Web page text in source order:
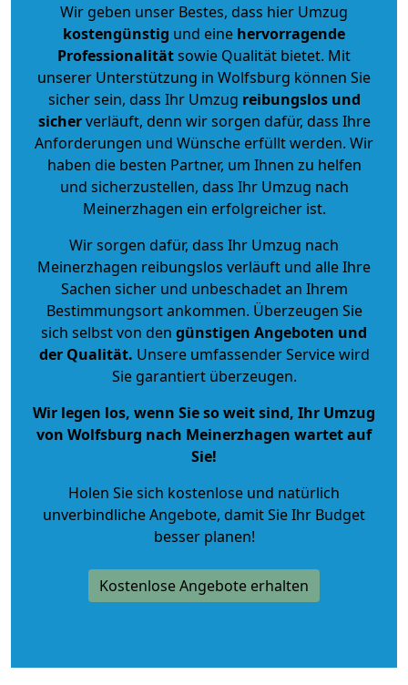
Wir geben unser Bestes, dass hier Umzug
kostengünstig und eine hervorragende
Professionalitätsowie Qualität bietet. Mit
unserer Unterstützung in Wolfsburg können Sie
sicher sein, dass Ihr Umzug reibungslos und
sicherverläuft, denn wir sorgen dafür, dass Ihre
Anforderungen und Wünsche erfüllt werden. Wir
haben die besten Partner, um Ihnen zu helfen
und sicherzustellen, dass Ihr Umzug nach
Meinerzhagen ein erfolgreicher ist.
Wir sorgen dafür, dass Ihr Umzug nach
Meinerzhagen reibungslos verläuft und alle Ihre
Sachen sicher und unbeschadet an Ihrem
Bestimmungsort ankommen. Überzeugen Sie
sich selbst von den günstigen Angeboten und
der Qualität. Unsere umfassender Service wird
Sie garantiert überzeugen.
Wir legen los, wenn Sie so weit sind, Ihr Umzug
von Wolfsburg nach Meinerzhagen wartet auf
Sie!
Holen Sie sich kostenlose und natürlich
unverbindliche Angebote, damit Sie Ihr Budget
besser planen!
Kostenlose Angebote erhalten